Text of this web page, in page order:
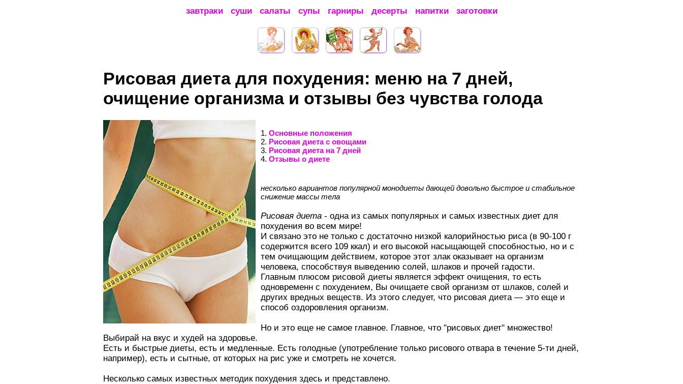
завтраки суши салаты супы гарниры десерты напитки заготовки
Рисовая диета для похудения: меню на 7 дней,
очищение организма и отзывы без чувства голода
1. Основные положения
2. Рисовая диета с овощами
3. Рисовая диета на 7 дней
4. Отзывы о диете
несколько вариантов популярной монодиеты дающей довольно быстрое и стабильное
снижение массы тела
Рисовая диета - одна из самых популярных и самых известных диет для
похудения во всем мире!
И связано это не только с достаточно низкой калорийностью риса (в 90-100 г
содержится всего 109 ккал) и его высокой насыщающей способностью, но и с
тем очищающим действием, которое этот злак оказывает на организм
человека, способствуя выведению солей, шлаков и прочей гадости.
Главным плюсом рисовой диеты является эффект очищения, то есть
одновременн с похудением, Вы очищаете свой организм от шлаков, солей и
других вредных веществ. Из этого следует, что рисовая диета — это еще и
способ оздоровления организм.
Но и это еще не самое главное. Главное, что "рисовых диет" множество!
Выбирай на вкус и худей на здоровье.
Есть и быстрые диеты, есть и медленные. Есть голодные (употребление только рисового отвара в течение 5-ти дней,
например), есть и сытные, от которых на рис уже и смотреть не хочется.
Несколько самых известных методик похудения здесь и представлено.